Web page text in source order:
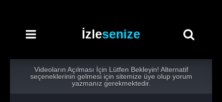
İzlesenize
Videoların Açılması İçin Lütfen Bekleyin! Alternatif
seçeneklerinin gelmesi için sitemize üye olup yorum
yazmanız gerekmektedir.